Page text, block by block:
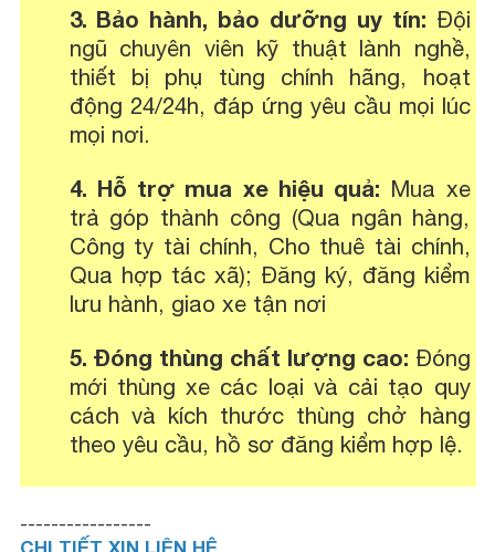
3. Bảo hành, bảo dưỡng uy tín: Đội
ngũ chuyên viên kỹ thuật lành nghề,
thiết bị phụ tùng chính hãng, hoạt
động 24/24h, đáp ứng yêu cầu mọi lúc
mọi nơi.
4. Hỗ trợ mua xe hiệu quả: Mua xe
trả góp thành công (Qua ngân hàng,
Công ty tài chính, Cho thuê tài chính,
Qua hợp tác xã); Đăng ký, đăng kiểm
lưu hành, giao xe tận nơi
5. Đóng thùng chất lượng cao: Đóng
mới thùng xe các loại và cải tạo quy
cách và kích thước thùng chở hàng
theo yêu cầu, hồ sơ đăng kiểm hợp lệ.
-----------------
CHI TIẾT XIN LIÊN HỆ